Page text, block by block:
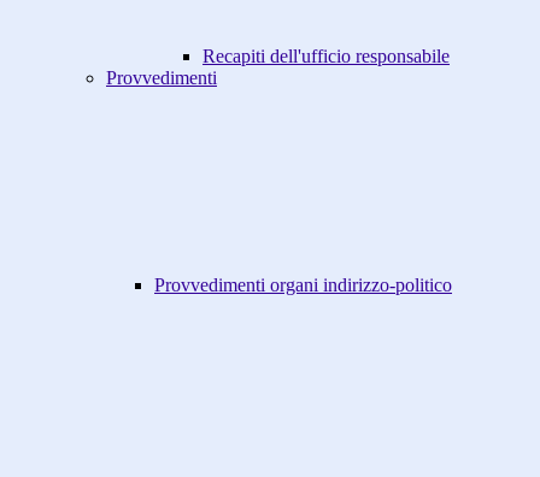
Recapiti dell'ufficio responsabile
Provvedimenti
Provvedimenti organi indirizzo-politico